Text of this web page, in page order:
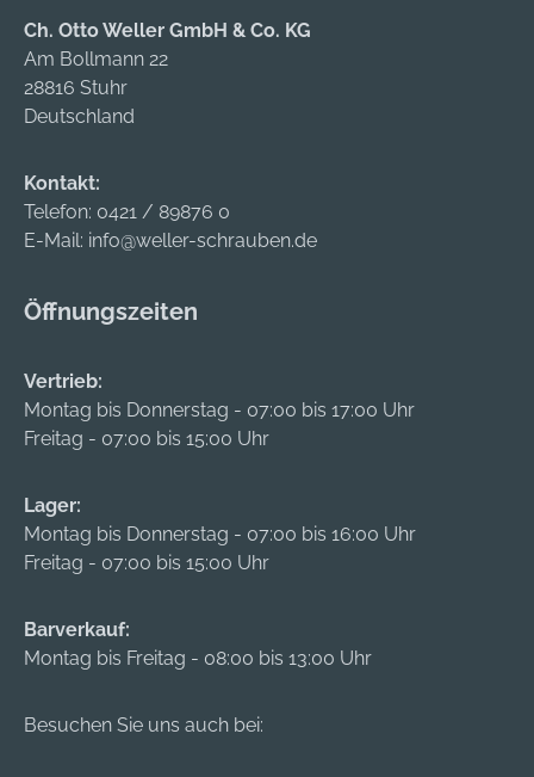
Ch. Otto Weller GmbH & Co. KG
Am Bollmann 22
28816 Stuhr
Deutschland
Kontakt:
Telefon: 0421 / 89876 0
E-Mail: info@weller-schrauben.de
Öffnungszeiten
Vertrieb:
Montag bis Donnerstag - 07:00 bis 17:00 Uhr
Freitag - 07:00 bis 15:00 Uhr
Lager:
Montag bis Donnerstag - 07:00 bis 16:00 Uhr
Freitag - 07:00 bis 15:00 Uhr
Barverkauf:
Montag bis Freitag - 08:00 bis 13:00 Uhr
Besuchen Sie uns auch bei: